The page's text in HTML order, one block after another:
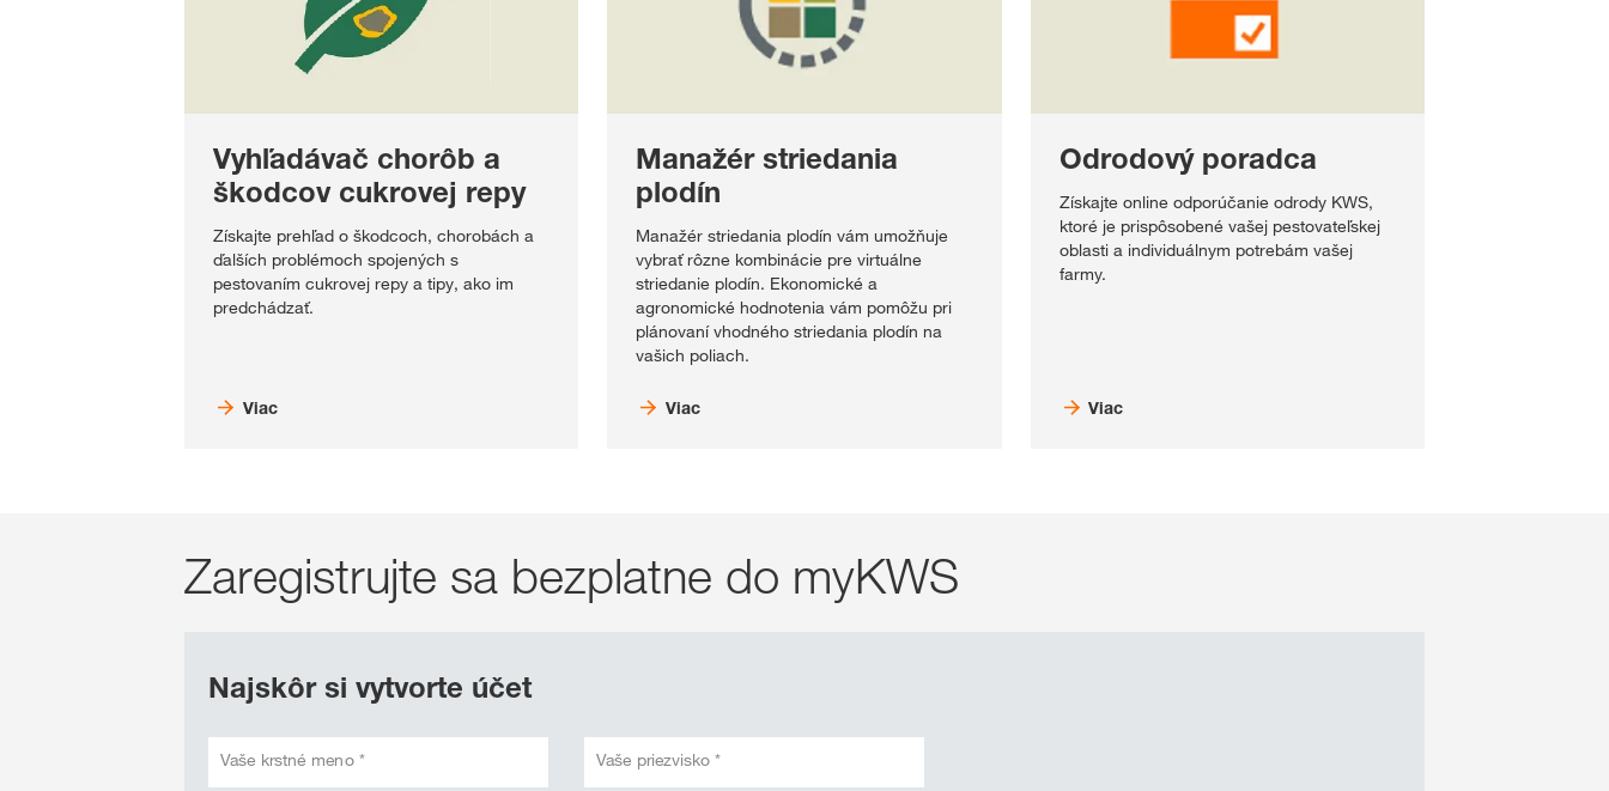
Vyhľadávač chorôb a
škodcov cukrovej repy
Získajte prehľad o škodcoch, chorobách a
ďalších problémoch spojených s
pestovaním cukrovej repy a tipy, ako im
predchádzať.
Viac
Manažér striedania
plodín
Manažér striedania plodín vám umožňuje
vybrať rôzne kombinácie pre virtuálne
striedanie plodín. Ekonomické a
agronomické hodnotenia vám pomôžu pri
plánovaní vhodného striedania plodín na
vašich poliach.
Viac
Odrodový poradca
Získajte online odporúčanie odrody KWS,
ktoré je prispôsobené vašej pestovateľskej
oblasti a individuálnym potrebám vašej
farmy.
Viac
Zaregistrujte sa bezplatne do myKWS
Najskôr si vytvorte účet
Vaše krstné meno * Vaše priezvisko *